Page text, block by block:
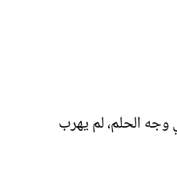
الحلم، لم يهرب